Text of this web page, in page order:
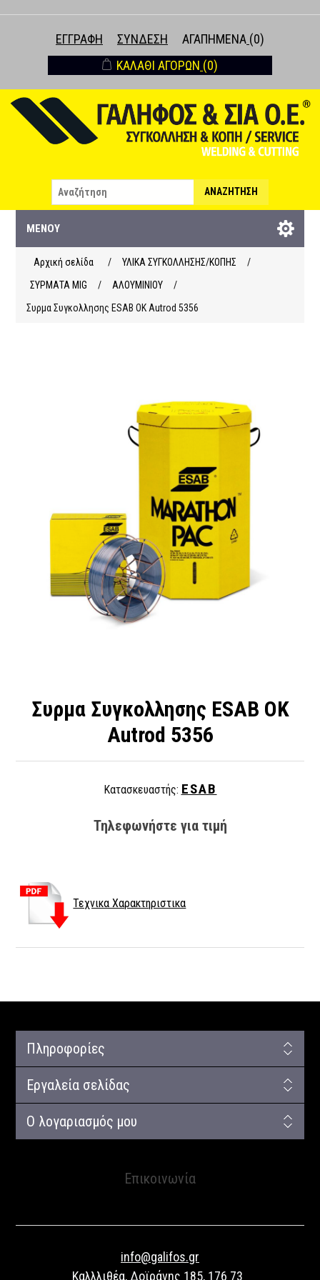
ΕΓΓΡΑΦΉ ΣΎΝΔΕΣΗ ΑΓΑΠΗΜΈΝΑ (0)
ΚΑΛΆΘΙ ΑΓΟΡΏΝ (0)
ΑΝΑΖΉΤΗΣΗ
ΜΕΝΟΎ
Αρχική σελίδα / ΥΛΙΚΑ ΣΥΓΚΟΛΛΗΣΗΣ/ΚΟΠΗΣ
/
ΣΥΡΜΑΤΑ ΜΙG
/ ΑΛΟΥΜΙΝΙΟΥ
/
Συρμα Συγκολλησης ESAB OK Autrod 5356
Συρμα Συγκολλησης ESAB OK
Autrod 5356
Κατασκευαστής: ESAB
Τηλεφωνήστε για τιμή
Τεχνικα Χαρακτηριστικα
Πληροφορίες
Εργαλεία σελίδας
Ο λογαριασμός μου
Επικοινωνία
info@galifos.gr
Καλλλιθέα, Δοϊράνης 185, 176 73